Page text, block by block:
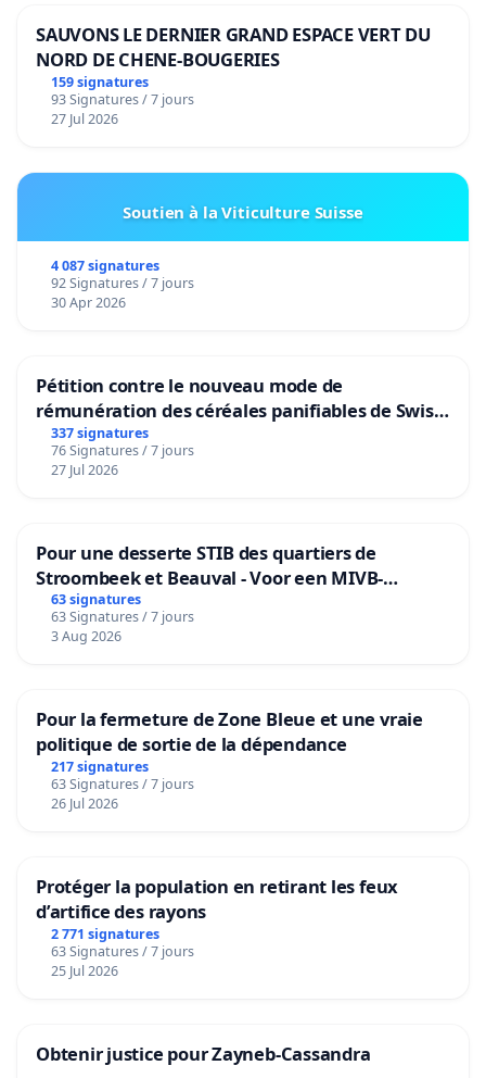
SAUVONS LE DERNIER GRAND ESPACE VERT DU
NORD DE CHENE-BOUGERIES
159 signatures
93 Signatures / 7 jours
27 Jul 2026
Soutien à la Viticulture Suisse
4 087 signatures
92 Signatures / 7 jours
30 Apr 2026
Pétition contre le nouveau mode de
rémunération des céréales panifiables de Swiss
granum basé sur la teneur en protéines
337 signatures
76 Signatures / 7 jours
27 Jul 2026
Pour une desserte STIB des quartiers de
Stroombeek et Beauval - Voor een MIVB-
bediening van de wijken Strombeek en Het
Voor
63 signatures
63 Signatures / 7 jours
3 Aug 2026
Pour la fermeture de Zone Bleue et une vraie
politique de sortie de la dépendance
217 signatures
63 Signatures / 7 jours
26 Jul 2026
Protéger la population en retirant les feux
d’artifice des rayons
2 771 signatures
63 Signatures / 7 jours
25 Jul 2026
Obtenir justice pour Zayneb-Cassandra